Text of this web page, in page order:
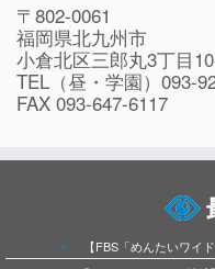
〒802-0061
福岡県北九州市
小倉北区三郎丸3丁目
TEL（昼・学園）093-
FAX 093-647-6117
【FBS「めんたいワイ